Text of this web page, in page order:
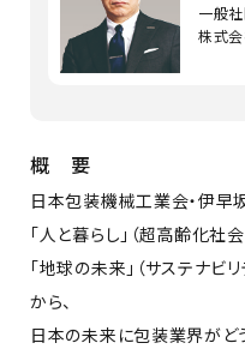
一般
株式
概 要
日本包装機械工業会・伊早
「人と暮らし」（超高齢化社
「地球の未来」（サステナビ
から、
日本の未来に包装業界がど